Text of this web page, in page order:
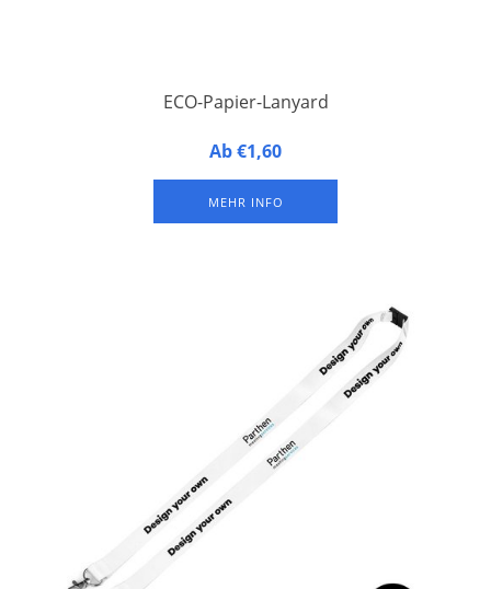
ECO-Papier-Lanyard
Papier-Lanyard mit Metallhaken.
Mit Metallkarabiner.
Ab €1,60
MEHR INFO